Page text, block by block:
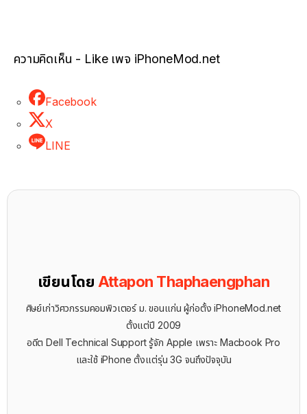
ความคิดเห็น - Like เพจ iPhoneMod.net
Facebook
X
LINE
เขียนโดย Attapon Thaphaengphan
ศิษย์เก่าวิศวกรรมคอมพิวเตอร์ ม. ขอนแก่น ผู้ก่อตั้ง iPhoneMod.net
ตั้งแต่ปี 2009
อดีต Dell Technical Support รู้จัก ​Apple เพราะ Macbook Pro
และใช้ iPhone ตั้งแต่รุ่น 3G จนถึงปัจจุบัน